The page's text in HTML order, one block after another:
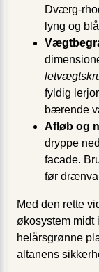
Dværg-
lyng og
fyldig
bærende
Afløb og
dryppe
facade.
før
Med den rette
økosystem midt
helårsgrønne
altanens